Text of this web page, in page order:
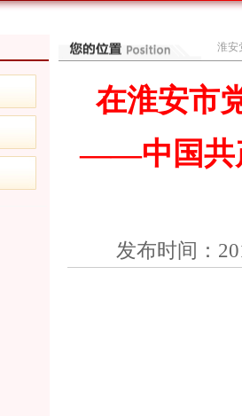
淮安
在淮安市
——中国共
发布时间：